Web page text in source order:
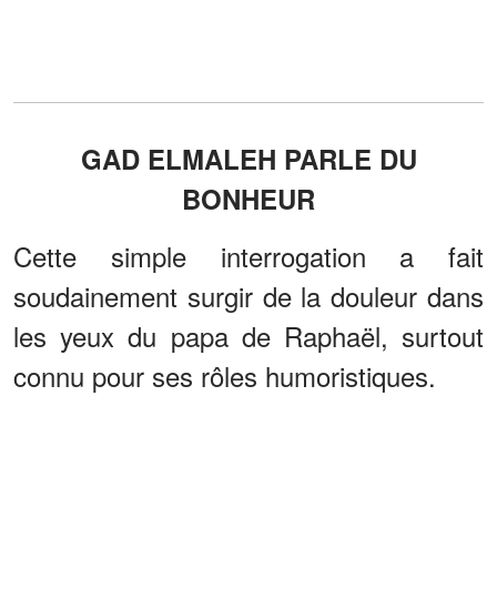
GAD ELMALEH PARLE DU
BONHEUR
Cette simple interrogation a fait
soudainement surgir de la douleur dans
les yeux du papa de Raphaël, surtout
connu pour ses rôles humoristiques.